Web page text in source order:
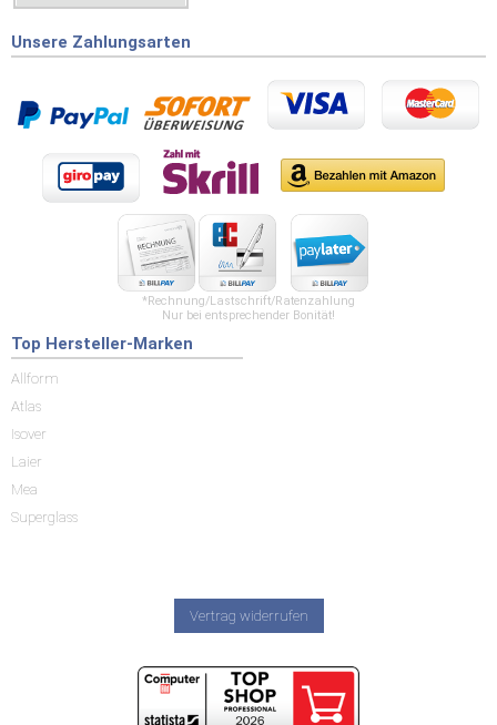
Unsere Zahlungsarten
*Rechnung/Lastschrift/Ratenzahlung
Nur bei entsprechender Bonität!
Top Hersteller-Marken
Allform
Atlas
Isover
Laier
Mea
Superglass
Vertrag widerrufen